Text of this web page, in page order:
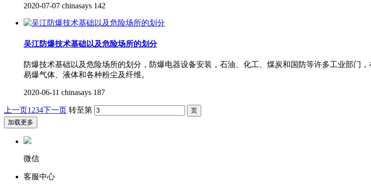
2020-07-07 chinasays 142
吴江防爆技术基础以及危险场所的划分
防爆技术基础以及危险场所的划分，防爆电器设备安装，石油、化工、煤炭和国防等许多工业部门
易爆气体、液体和各种粉尘及纤维。
2020-06-11 chinasays 187
上一页1 234下一页 转至第
加载更多
微信
客服中心